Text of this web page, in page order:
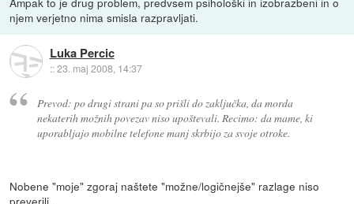
njem verjetno nima smisla razpravljati.
Luka Percic
::23. maj 2008, 14:37
Prevod: po drugi strani pa so prišli do zaključka, da morda
nekaterih možnih povezav niso upoštevali. Recimo: da mame, ki
uporabljajo mobilne telefone manj skrbijo za svoje otroke.
Nobene "moje" zgoraj naštete "možne/logičnejše" razlage niso
preverili.